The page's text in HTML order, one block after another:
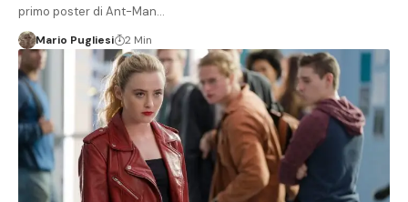
primo poster di Ant-Man…
Mario Pugliesi 2 Min